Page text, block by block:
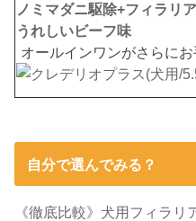
ノミマダニ駆除+フィラリア
うれしいビーフ味
オールインワンがさらに
自分で選んでみる？
《徹底比較》犬用フィラリ